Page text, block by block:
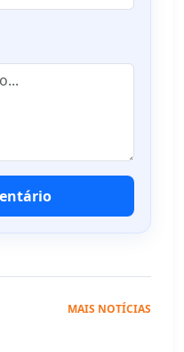
MAIS NOTÍCIAS